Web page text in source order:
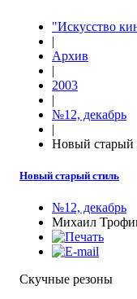
"Искусство
|
Архив
|
2003
|
№12, декабрь
|
Новый старый
Новый старый стиль
№12, декабрь
Михаил
Скучные резоны